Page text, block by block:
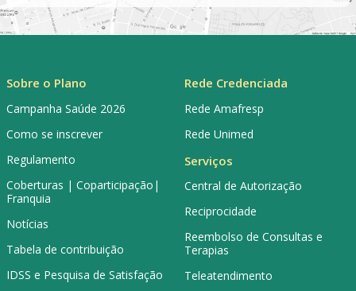
Sobre o Plano
Campanha Saúde 2026
Como se inscrever
Regulamento
Coberturas | Coparticipação|
Franquia
Notícias
Tabela de contribuição
IDSS e Pesquisa de Satisfação
Rede Credenciada
Rede Amafresp
Rede Unimed
Serviços
Central de Autorização
Reciprocidade
Reembolso de Consultas e
Terapias
Teleatendimento